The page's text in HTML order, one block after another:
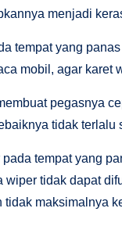
menjadi
tempat yang
mobil, agar karet
pegasnya
tidak terlalu
tempat yang
tidak dapat
maksimalnya